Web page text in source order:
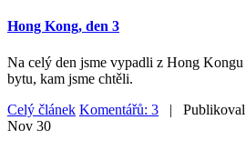
Hong Kong, den 3
Na celý den jsme vypadli z Hong
bytu, kam jsme chtěli.
Celý článek Komentářů: 3 | Publikoval
Nov 30